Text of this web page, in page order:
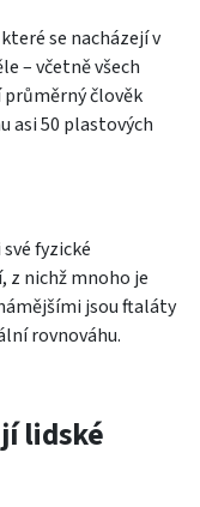
se nacházejí v
– včetně všech
člověk
asi 50 plastových
fyzické
nichž mnoho je
jsou ftaláty
rovnováhu.
lidské